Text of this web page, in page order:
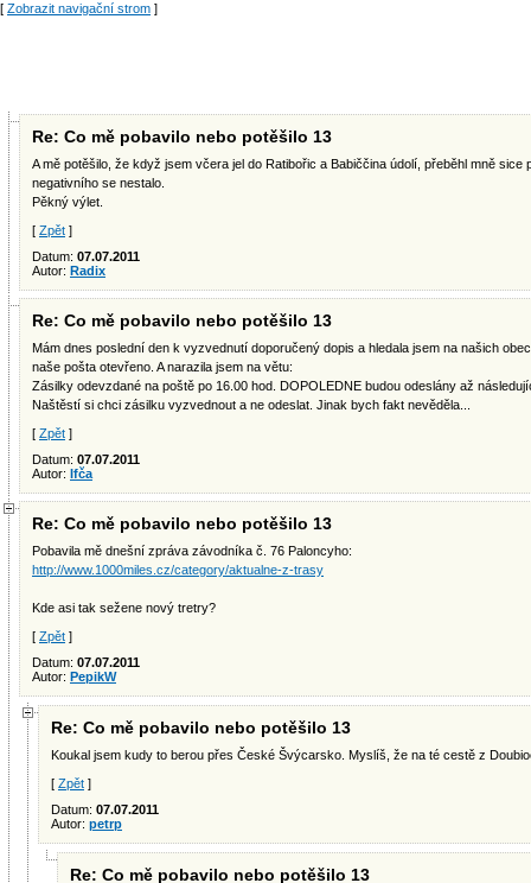
[ Zobrazit navigační strom ]
Re: Co mě pobavilo nebo potěšilo 13
A mě potěšilo, že když jsem včera jel do Ratibořic a Babiččina údolí, přeběhl mně
negativního se nestalo.
Pěkný výlet.
[ Zpět ]
Datum: 07.07.2011
Autor: Radix
Re: Co mě pobavilo nebo potěšilo 13
Mám dnes poslední den k vyzvednutí doporučený dopis a hledala jsem na našich
naše pošta otevřeno. A narazila jsem na větu:
Zásilky odevzdané na poště po 16.00 hod. DOPOLEDNE budou odeslány až
Naštěstí si chci zásilku vyzvednout a ne odeslat. Jinak bych fakt nevěděla...
[ Zpět ]
Datum: 07.07.2011
Autor: Ifča
Re: Co mě pobavilo nebo potěšilo 13
Pobavila mě dnešní zpráva závodníka č. 76 Paloncyho:
http://www.1000miles.cz/category/aktualne-z-trasy
Kde asi tak sežene nový tretry?
[ Zpět ]
Datum: 07.07.2011
Autor: PepikW
Re: Co mě pobavilo nebo potěšilo 13
Koukal jsem kudy to berou přes České Švýcarsko. Myslíš, že na té cestě z
[ Zpět ]
Datum: 07.07.2011
Autor: petrp
Re: Co mě pobavilo nebo potěšilo 13